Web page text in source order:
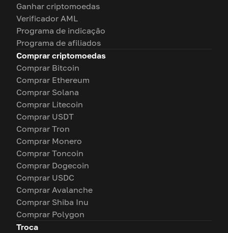
Ganhar criptomoedas
Verificador AML
Programa de indicação
Programa de afiliados
Comprar criptomoedas
Comprar Bitcoin
Comprar Ethereum
Comprar Solana
Comprar Litecoin
Comprar USDT
Comprar Tron
Comprar Monero
Comprar Toncoin
Comprar Dogecoin
Comprar USDC
Comprar Avalanche
Comprar Shiba Inu
Comprar Polygon
Troca